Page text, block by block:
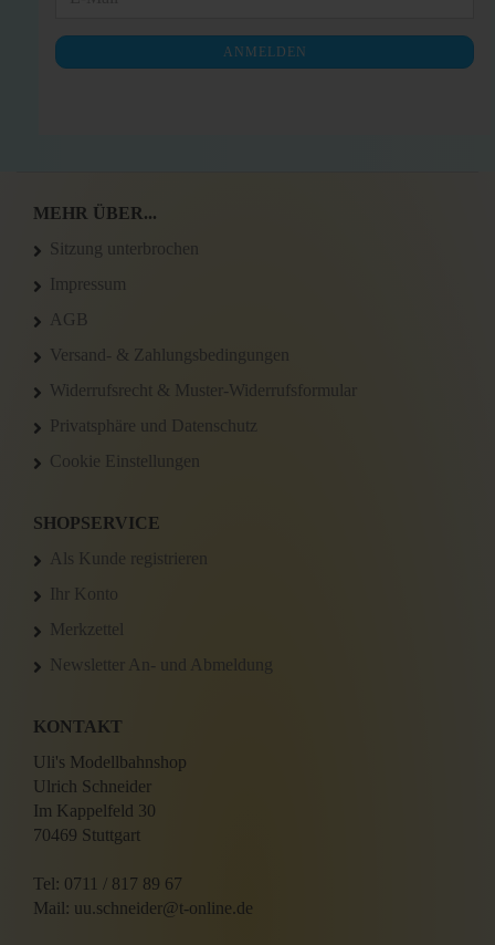
NEWSLETTER-
ANMELDUNG
ANMELDEN
MEHR ÜBER...
Sitzung unterbrochen
Impressum
AGB
Versand- & Zahlungsbedingungen
Widerrufsrecht & Muster-Widerrufsformular
Privatsphäre und Datenschutz
Cookie Einstellungen
SHOPSERVICE
Als Kunde registrieren
Ihr Konto
Merkzettel
Newsletter An- und Abmeldung
KONTAKT
Uli's Modellbahnshop
Ulrich Schneider
Im Kappelfeld 30
70469 Stuttgart
Tel: 0711 / 817 89 67
Mail: uu.schneider@t-online.de